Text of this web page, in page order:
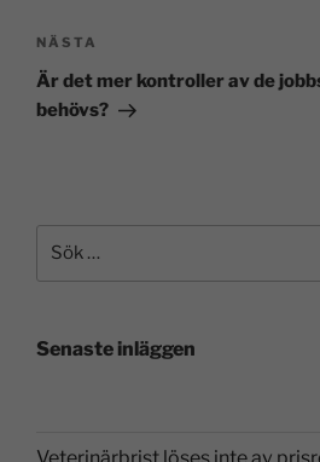
NÄSTA
Är det mer kontroller av de
behövs?
Senaste inläggen